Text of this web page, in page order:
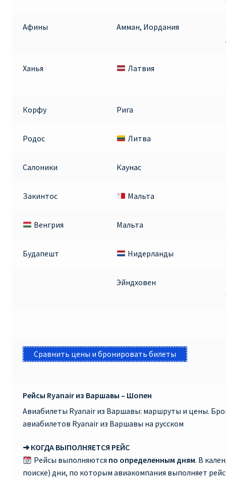
ПРАВИЛА RYANAIR В АЭРОПОРТУ И НА БОРТУ
РЕГИСТРАЦИЯ НА РЕЙС И ДОКУМЕНТЫ ДЛЯ
РАЙАНЭЙР НА РУССКОМ | КНФТФШК
РЕГИСТРАЦИЯ НА РЕЙС RYANAIR
Регистрация ребенка на рейс RYANAIR
Рим
Афины Амман, Иордания
Ханья
Латвия
Корфу Рига
Родос Литва
Салоники Каунас
Закинтос Мальта
Венгрия Мальта
Будапешт Нидерланды
Эйндховен
Сравнить цены и бронировать билеты
Рейсы Ryanair из Варшавы – Шопен
Авиабилеты Ryanair из Варшавы: маршруты и цены.
авиабилетов Ryanair из Варшавы на русском
➜ КОГДА ВЫПОЛНЯЕТСЯ РЕЙС
Рейсы выполняются по определенным дням. В
поиске) дни, по которым авиакомпания выполняет